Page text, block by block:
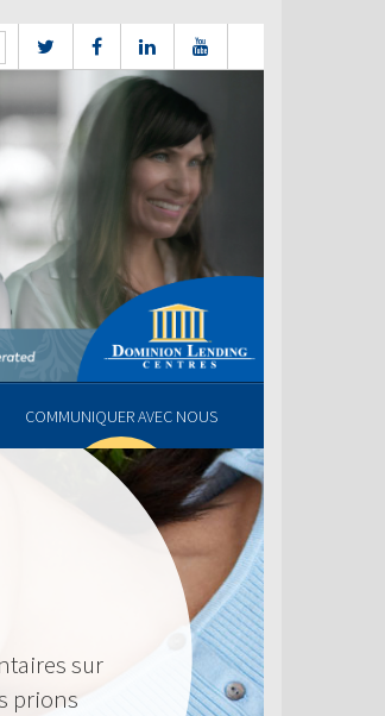
COMMUNIQUER AVEC NOUS
sur
prions